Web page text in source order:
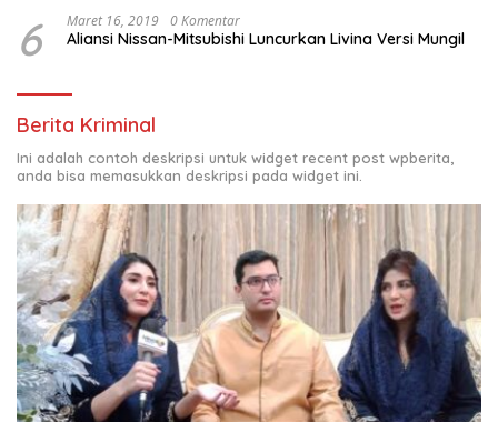
6 Maret 16, 2019 0 Komentar
Aliansi Nissan-Mitsubishi Luncurkan Livina Versi Mungil
Berita Kriminal
Ini adalah contoh deskripsi untuk widget recent post wpberita,
anda bisa memasukkan deskripsi pada widget ini.